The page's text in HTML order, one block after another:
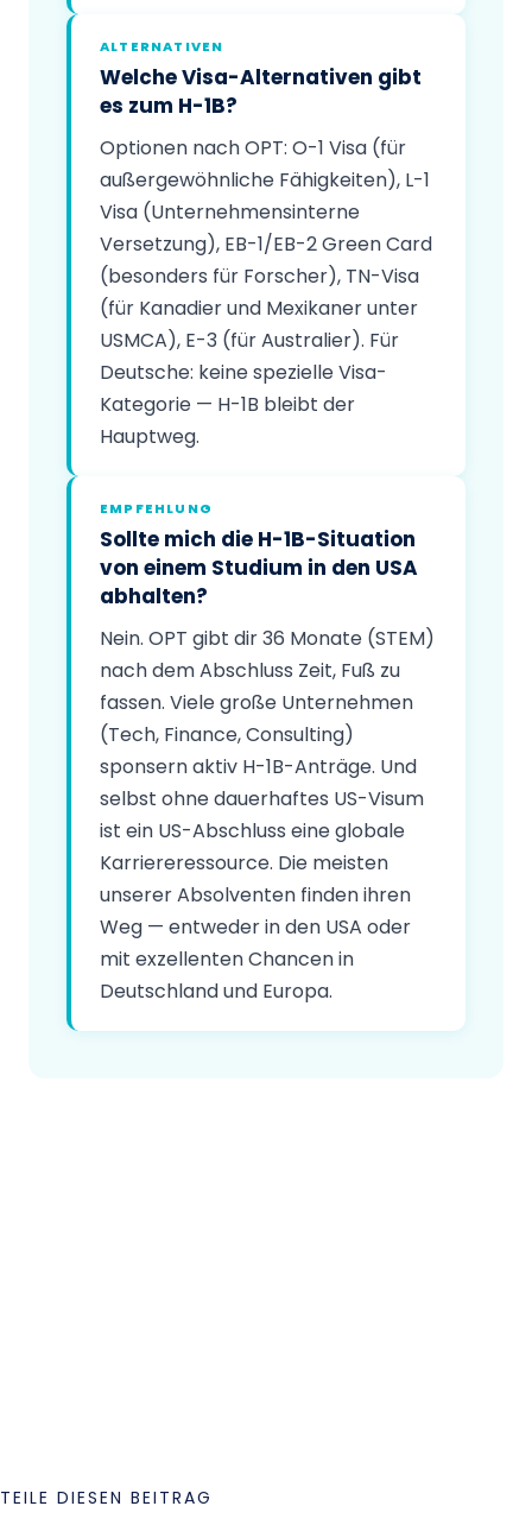
ALTERNATIVEN
Welche Visa-Alternativen gibt
es zum H-1B?
Optionen nach OPT: O-1 Visa (für
außergewöhnliche Fähigkeiten), L-1
Visa (Unternehmensinterne
Versetzung), EB-1/EB-2 Green Card
(besonders für Forscher), TN-Visa
(für Kanadier und Mexikaner unter
USMCA), E-3 (für Australier). Für
Deutsche: keine spezielle Visa-
Kategorie — H-1B bleibt der
Hauptweg.
EMPFEHLUNG
Sollte mich die H-1B-Situation
von einem Studium in den USA
abhalten?
Nein. OPT gibt dir 36 Monate (STEM)
nach dem Abschluss Zeit, Fuß zu
fassen. Viele große Unternehmen
(Tech, Finance, Consulting)
sponsern aktiv H-1B-Anträge. Und
selbst ohne dauerhaftes US-Visum
ist ein US-Abschluss eine globale
Karriereressource. Die meisten
unserer Absolventen finden ihren
Weg — entweder in den USA oder
mit exzellenten Chancen in
Deutschland und Europa.
TEILE DIESEN BEITRAG